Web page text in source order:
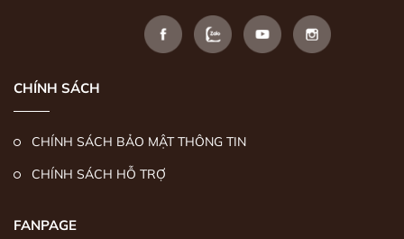
CHÍNH SÁCH
CHÍNH SÁCH BẢO MẬT THÔNG TIN
CHÍNH SÁCH HỖ TRỢ
FANPAGE